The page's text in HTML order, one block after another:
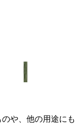
や、他の用途にも